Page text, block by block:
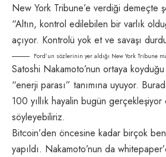
New York Tribune’e verdiği demeçte
“Altın, kontrol edilebilen bir varlık
açıyor. Kontrolü yok et ve savaşı
Ford’un sözlerinin yer aldığı New York Tribune
Satoshi Nakamoto’nun ortaya
“enerji parası” tanımına uyuyor.
100 yıllık hayalin bugün gerçekleşiyor
söyleyebiliriz.
Bitcoin’den öncesine kadar birçok
yapıldı. Nakamoto’nun da